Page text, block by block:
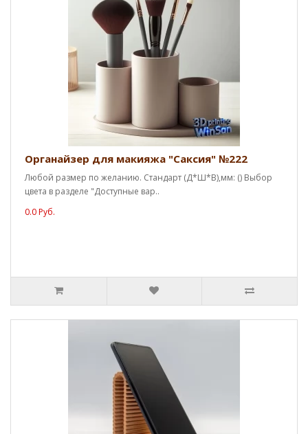
Органайзер для макияжа "Саксия" №222
Любой размер по желанию. Стандарт (Д*Ш*В),мм: () Выбор
цвета в разделе "Доступные вар..
0.0 Руб.